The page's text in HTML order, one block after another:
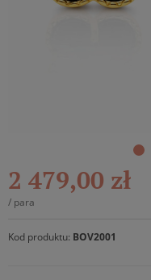
2 479,00 zł
/ para
Kod produktu: BOV2001